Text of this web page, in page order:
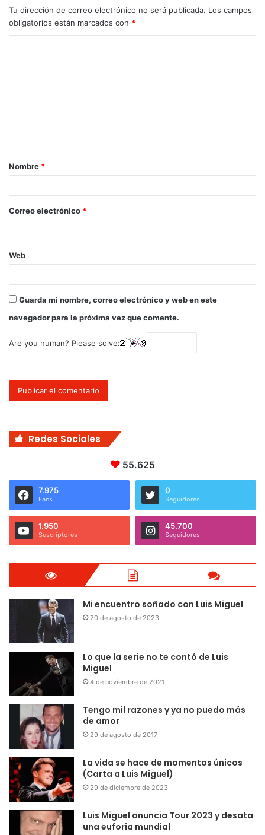
Tu dirección de correo electrónico no será publicada. Los campos
obligatorios están marcados con *
Nombre *
Correo electrónico *
Web
Guarda mi nombre, correo electrónico y web en este
navegador para la próxima vez que comente.
Are you human? Please solve:
Redes Sociales
55.625
7.975
Fans
0
Seguidores
1.950
Suscriptores
45.700
Seguidores
Mi encuentro soñado con Luis Miguel
20 de agosto de 2023
Lo que la serie no te contó de Luis
Miguel
4 de noviembre de 2021
Tengo mil razones y ya no puedo más
de amor
29 de agosto de 2017
La vida se hace de momentos únicos
(Carta a Luis Miguel)
29 de diciembre de 2023
Luis Miguel anuncia Tour 2023 y desata
una euforia mundial